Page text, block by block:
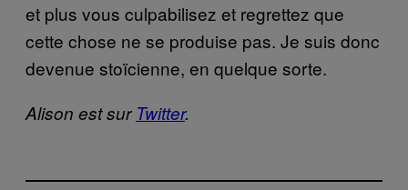
et plus vous culpabilisez et regrettez que
cette chose ne se produise pas. Je suis donc
devenue stoïcienne, en quelque sorte.
Alison est surTwitter.